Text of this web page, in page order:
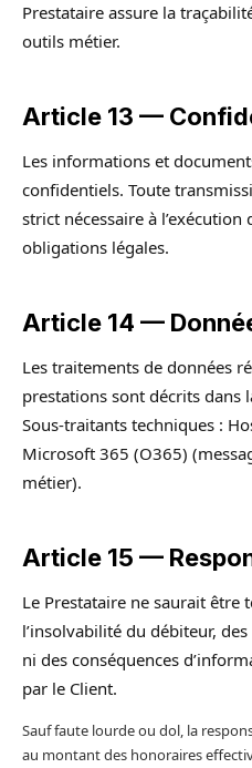
Prestataire assure la
outils métier.
Article 13 —
Les informations et
confidentiels. Toute
strict nécessaire à
obligations légales.
Article 14 —
Les traitements de données
prestations sont décrits dans
Sous-traitants techniques :
Microsoft 365 (O365)
métier).
Article 15 —
Le Prestataire ne saurait être
l’insolvabilité du débiteur,
ni des conséquences
par le Client.
Sauf faute lourde ou dol, la
au montant des honoraires